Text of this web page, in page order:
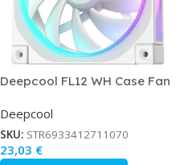
Deepcool FL12 WH Case Fan
Deepcool
SKU: STR6933412711070
23,03 €